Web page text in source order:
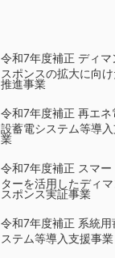
令和7年度補正 ディマ
スポンスの拡大に向
推進事業
令和7年度補正 再エネ
設蓄電システム等導
業
令和7年度補正 スマー
ターを活用したディ
スポンス実証事業
令和7年度補正 系統用
ステム等導入支援事業